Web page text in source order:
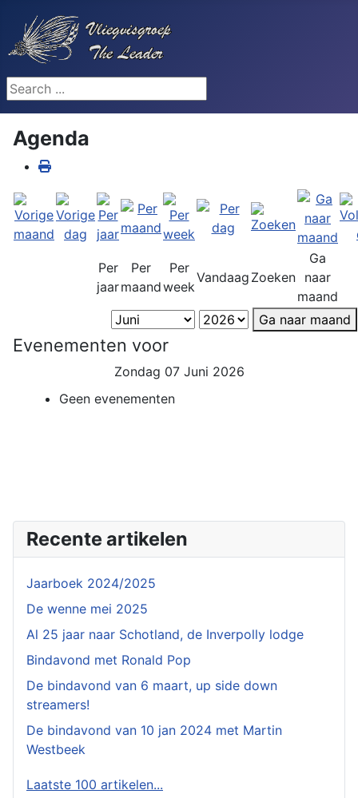
Search ...
Agenda
Per
jaar
Per
maand
Per
week
Vandaag Zoeken
Ga
naar
maand
Ga naar maand
Evenementen voor
Zondag 07 Juni 2026
Geen evenementen
Recente artikelen
Jaarboek 2024/2025
De wenne mei 2025
Al 25 jaar naar Schotland, de Inverpolly lodge
Bindavond met Ronald Pop
De bindavond van 6 maart, up side down
streamers!
De bindavond van 10 jan 2024 met Martin
Westbeek
Laatste 100 artikelen...